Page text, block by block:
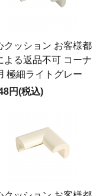
クッション お客様都
よる返品不可 コーナ
極細ライトグレー
円(税込)